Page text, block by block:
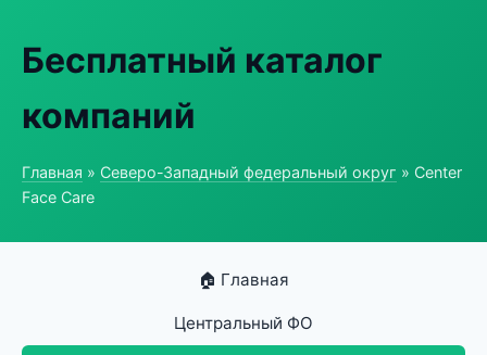
Бесплатный каталог
компаний
Главная » Северо-Западный федеральный округ » Center
Face Care
🏠 Главная
Центральный ФО